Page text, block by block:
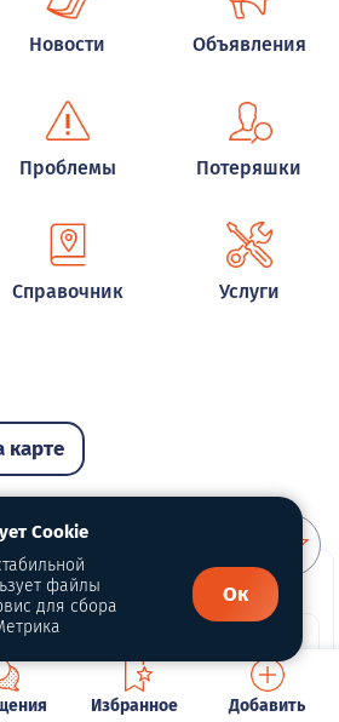
Новости Объявления
Проблемы Потеряшки
Справочник Услуги
карте
Избранное Добавить
Cookie
файлы
для сбора
Ок